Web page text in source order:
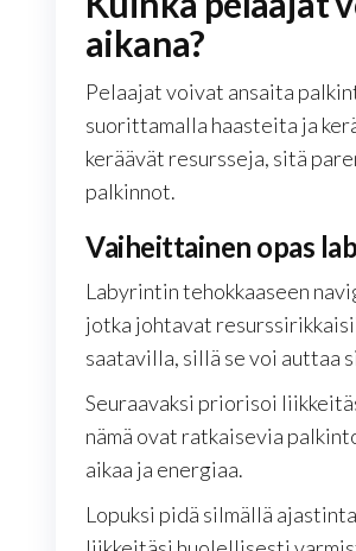
aikana?
Pelaajat voivat ansaita
suorittamalla haasteita ja
keräävät resursseja, sitä
palkinnot.
Vaiheittainen opas
Labyrintin tehokkaaseen
jotka johtavat
saatavilla, sillä se voi auttaa
Seuraavaksi priorisoi
nämä ovat ratkaisevia
aikaa ja energiaa.
Lopuksi pidä silmällä